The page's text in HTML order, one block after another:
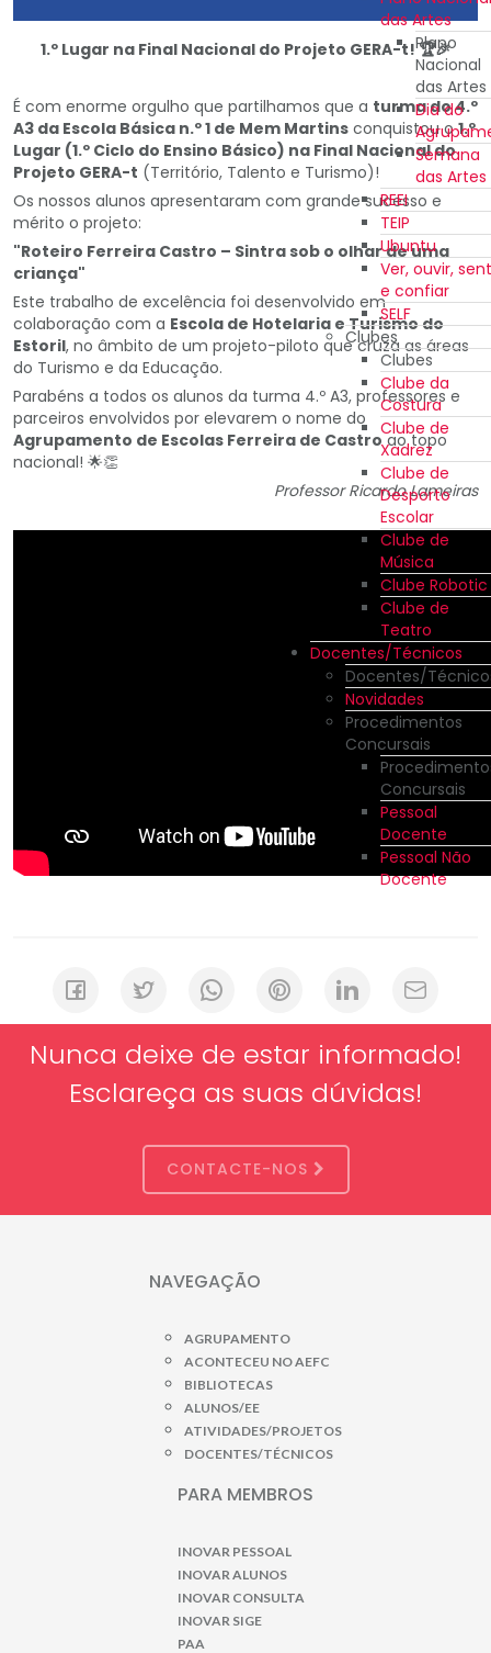
das Artes
Plano
Nacional
das Artes
Dia do
Semana
das Artes
REEI
TEIP
Ubuntu
Ver, ouvir,
e confiar
SELF
Clubes
Clubes
Clube da
Costura
Clube de
Xadrez
Clube de
Desporto
Escolar
Clube de
Música
Clube Robotic
Clube de
Teatro
Docentes/Técnicos
Docentes/
Novidades
Procedimentos
Concursais
Concursais
Pessoal
Docente
Pessoal Não
Docente
1.º Lugar na Final Nacional do Projeto GERA-t!🏆🎉
É com enorme orgulho que partilhamos que a turma do 4.º
A3 da Escola Básica n.º 1 de Mem Martins conquistou o1.º
Lugar (1.º Ciclo do Ensino Básico) na Final Nacional do
Projeto GERA-t (Território, Talento e Turismo)!
Os nossos alunos apresentaram com grande sucesso e
mérito o projeto:
"Roteiro Ferreira Castro – Sintra sob o olhar de uma
criança"
Este trabalho de excelência foi desenvolvido em
colaboração com a Escola de Hotelaria e Turismo do
Estoril, no âmbito de um projeto-piloto que cruza as áreas
do Turismo e da Educação.
Parabéns a todos os alunos da turma 4.º A3, professores e
parceiros envolvidos por elevarem o nome do
Agrupamento de Escolas Ferreira de Castroao topo
nacional! 🌟👏
Professor Ricardo Lameiras
Nunca deixe de estar informado!
Esclareça as suas dúvidas!
CONTACTE-NOS
NAVEGAÇÃO
AGRUPAMENTO
ACONTECEU NO AEFC
BIBLIOTECAS
ALUNOS/EE
ATIVIDADES/PROJETOS
DOCENTES/TÉCNICOS
PARA MEMBROS
INOVAR PESSOAL
INOVAR ALUNOS
INOVAR CONSULTA
INOVAR SIGE
PAA